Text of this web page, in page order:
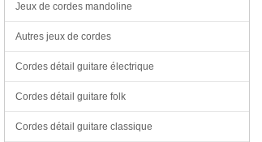
Jeux de cordes mandoline
Autres jeux de cordes
Cordes détail guitare électrique
Cordes détail guitare folk
Cordes détail guitare classique